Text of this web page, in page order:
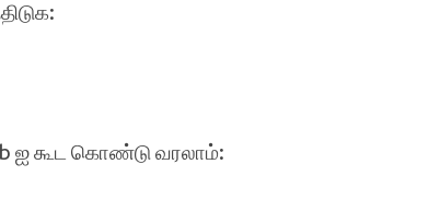
ஐ கூட கொண்டு வரலாம்: